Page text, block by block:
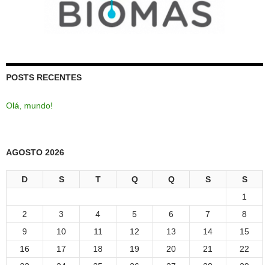
POSTS RECENTES
Olá, mundo!
AGOSTO 2026
D S T Q Q S
S
1
2
3 4 5 6 7
8
9
10 11 12 13 14
15
16
17 18 19 20 21
22